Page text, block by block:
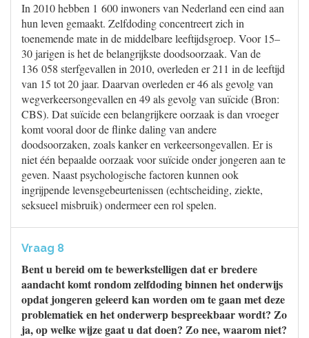
In 2010 hebben 1 600 inwoners van Nederland een eind aan
hun leven gemaakt. Zelfdoding concentreert zich in
toenemende mate in de middelbare leeftijdsgroep. Voor 15–
30 jarigen is het de belangrijkste doodsoorzaak. Van de
136 058 sterfgevallen in 2010, overleden er 211 in de leeftijd
van 15 tot 20 jaar. Daarvan overleden er 46 als gevolg van
wegverkeersongevallen en 49 als gevolg van suïcide (Bron:
CBS). Dat suïcide een belangrijkere oorzaak is dan vroeger
komt vooral door de flinke daling van andere
doodsoorzaken, zoals kanker en verkeersongevallen. Er is
niet één bepaalde oorzaak voor suïcide onder jongeren aan te
geven. Naast psychologische factoren kunnen ook
ingrijpende levensgebeurtenissen (echtscheiding, ziekte,
seksueel misbruik) ondermeer een rol spelen.
Vraag 8
Bent u bereid om te bewerkstelligen dat er bredere
aandacht komt rondom zelfdoding binnen het onderwijs
opdat jongeren geleerd kan worden om te gaan met deze
problematiek en het onderwerp bespreekbaar wordt? Zo
ja, op welke wijze gaat u dat doen? Zo nee, waarom niet?